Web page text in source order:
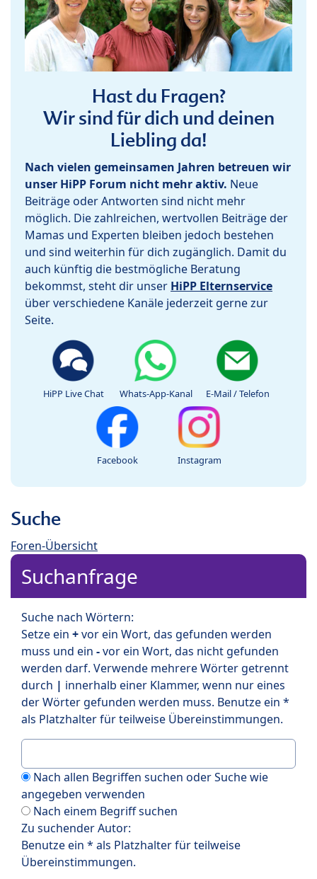
Hast du Fragen?
Wir sind für dich und deinen
Liebling da!
Nach vielen gemeinsamen Jahren betreuen wir
unser HiPP Forum nicht mehr aktiv. Neue
Beiträge oder Antworten sind nicht mehr
möglich. Die zahlreichen, wertvollen Beiträge der
Mamas und Experten bleiben jedoch bestehen
und sind weiterhin für dich zugänglich. Damit du
auch künftig die bestmögliche Beratung
bekommst, steht dir unser HiPP Elternservice
über verschiedene Kanäle jederzeit gerne zur
Seite.
HiPP Live Chat Whats-App-Kanal E-Mail / Telefon
Facebook Instagram
Suche
Foren-Übersicht
Suchanfrage
Suche nach Wörtern:
Setze ein +vor ein Wort, das gefunden werden
muss und ein -vor ein Wort, das nicht gefunden
werden darf. Verwende mehrere Wörter getrennt
durch | innerhalb einer Klammer, wenn nur eines
der Wörter gefunden werden muss. Benutze ein *
als Platzhalter für teilweise Übereinstimmungen.
Nach allen Begriffen suchen oder Suche wie
angegeben verwenden
Nach einem Begriff suchen
Zu suchender Autor:
Benutze ein * als Platzhalter für teilweise
Übereinstimmungen.